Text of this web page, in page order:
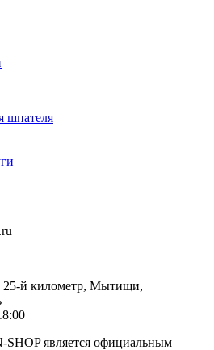
шпателя
25-й километр, Мытищи,
SHOP является официальным